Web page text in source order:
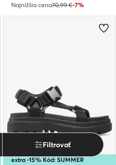
Najnižšia cena70,99 €-7%
extra -15% Kód: SUMMER
Príležitosť Filtrovať